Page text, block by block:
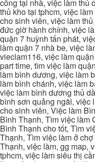
công tại nhà, việc làm thủ
thủ kho tại tphcm, việc
cho sinh viên, việc làm
đức giờ hành chính, việc
quận 7 huỳnh tấn phát,
làm quận 7 nhà be, việc
vieclam116, việc làm
part time, tìm việc làm
làm bình dương, việc làm
làm bình chánh, việc làm
việc làm bình dương thủ
bình sơn quảng ngãi, việc
cho sinh viên, Việc làm
Bình Thạnh, Tìm việc làm
Bình Thạnh cho tốt, Tìm
Thạnh, Tìm việc làm ở
Thạnh, việc làm, gg map,
tphcm, việc làm siêu thị